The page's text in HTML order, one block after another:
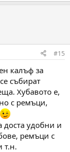
#15
калъф за
събират
Хубавото е,
с ремъци,
удобни и
ремъци с
т.н.